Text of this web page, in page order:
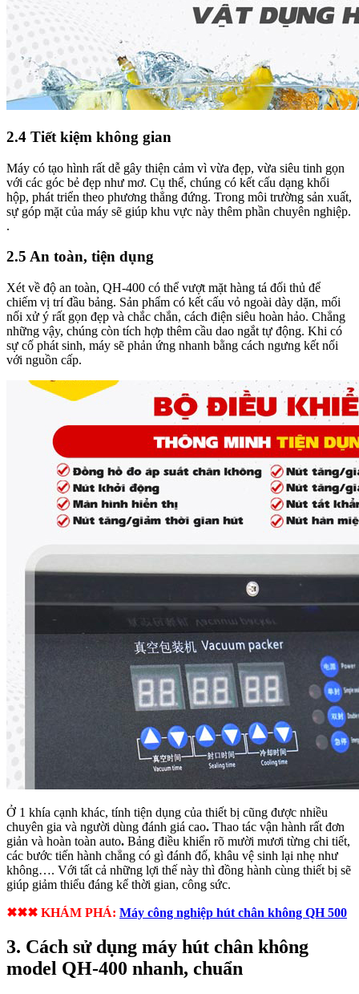
2.4 Tiết kiệm không gian
Máy có tạo hình rất dễ gây thiện cảm vì vừa đẹp, vừa siêu tinh gọn
với các góc bẻ đẹp như mơ. Cụ thể, chúng có kết cấu dạng khối
hộp, phát triển theo phương thẳng đứng. Trong môi trường sản xuất,
sự góp mặt của máy sẽ giúp khu vực này thêm phần chuyên nghiệp.
.
2.5 An toàn, tiện dụng
Xét về độ an toàn, QH-400 có thể vượt mặt hàng tá đối thủ để
chiếm vị trí đầu bảng. Sản phẩm có kết cấu vỏ ngoài dày dặn, mối
nối xử ý rất gọn đẹp và chắc chắn, cách điện siêu hoàn hảo. Chẳng
những vậy, chúng còn tích hợp thêm cầu dao ngắt tự động. Khi có
sự cố phát sinh, máy sẽ phản ứng nhanh bằng cách ngưng kết nối
với nguồn cấp.
Ở 1 khía cạnh khác, tính tiện dụng của thiết bị cũng được nhiều
chuyên gia và người dùng đánh giá cao. Thao tác vận hành rất đơn
giản và hoàn toàn auto. Bảng điều khiển rõ mười mươi từng chi tiết,
các bước tiến hành chẳng có gì đánh đố, khâu vệ sinh lại nhẹ như
không…. Với tất cả những lợi thế này thì đồng hành cùng thiết bị sẽ
giúp giảm thiểu đáng kể thời gian, công sức.
✖✖✖ KHÁM PHÁ: Máy công nghiệp hút chân không QH 500
3. Cách sử dụng máy hút chân không
model QH-400 nhanh, chuẩn